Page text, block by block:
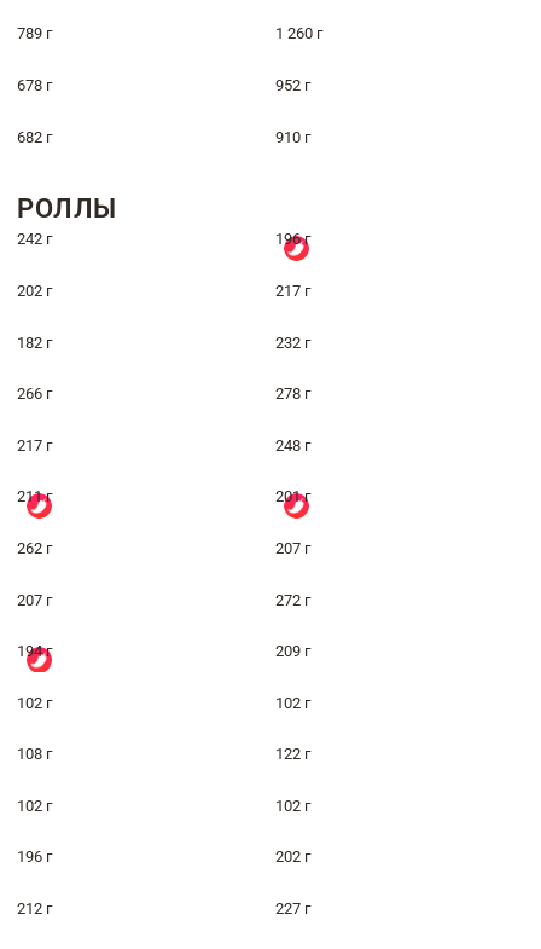
789 г 1 260 г
678 г 952 г
682 г 910 г
РОЛЛЫ
242 г 196 г
202 г 217 г
182 г 232 г
266 г 278 г
217 г 248 г
211 г 201 г
262 г 207 г
207 г 272 г
194 г 209 г
102 г 102 г
108 г 122 г
102 г 102 г
196 г 202 г
212 г 227 г